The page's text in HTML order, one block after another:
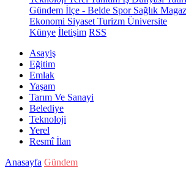
Gündem İlçe - Belde SporSağlık
Ekonomi Siyaset Turizm Üniversite
Künye İletişim RSS
Asayiş
Eğitim
Emlak
Yaşam
Tarım Ve Sanayi
Belediye
Teknoloji
Yerel
Resmî İlan
Anasayfa Gündem